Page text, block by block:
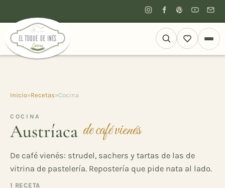
Inicio»Recetas»Cocina
COCINA
Austríaca de café vienés
De café vienés: strudel, sachers y tartas de las de
vitrina de pastelería. Repostería que pide nata al lado.
1 RECETA